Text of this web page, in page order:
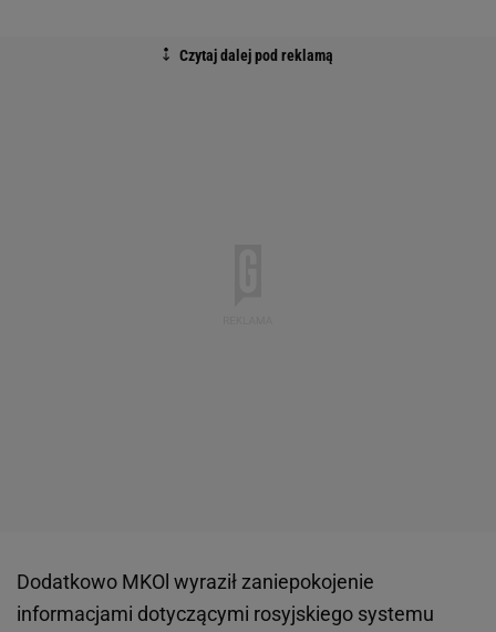
Dodatkowo MKOl wyraził zaniepokojenie
informacjami dotyczącymi rosyjskiego systemu